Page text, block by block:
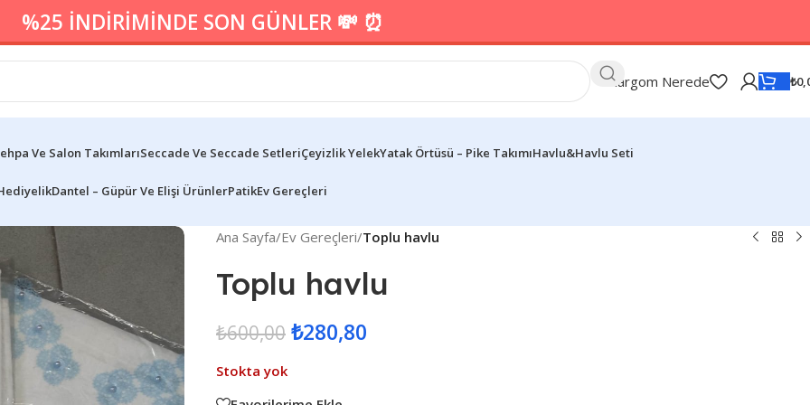
%25 İNDİRİMİNDE SON GÜNLER 💸 ⏰
Kargom Nerede ₺
Ve Salon TakımlarıSeccade Ve Seccade SetleriÇeyizlik YelekYatak Örtüsü – Pike TakımıHavlu&Havlu Seti
Dantel – Güpür Ve Elişi ÜrünlerPatikEv Gereçleri
Ana Sayfa/Ev Gereçleri/Toplu havlu
Toplu havlu
₺600,00 ₺280,80
Stokta yok